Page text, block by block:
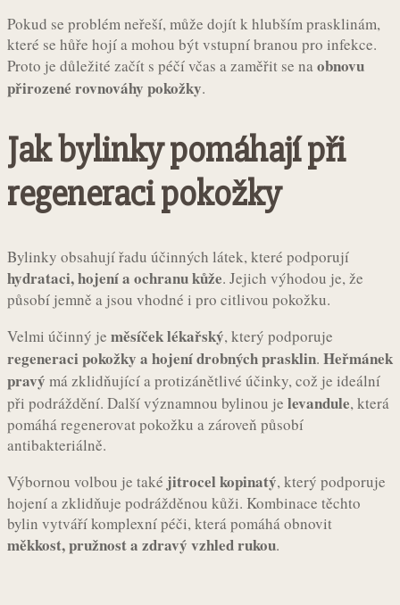
Pokud se problém neřeší, může dojít k hlubším prasklinám,
které se hůře hojí a mohou být vstupní branou pro infekce.
Proto je důležité začít s péčí včas a zaměřit se naobnovu
přirozené rovnováhy pokožky.
Jak bylinky pomáhají při
regeneraci pokožky
Bylinky obsahují řadu účinných látek, které podporují
hydrataci, hojení a ochranu kůže. Jejich výhodou je, že
působí jemně a jsou vhodné i pro citlivou pokožku.
Velmi účinný je měsíček lékařský, který podporuje
regeneraci pokožky a hojení drobných prasklin. Heřmánek
pravý má zklidňující a protizánětlivé účinky, což je ideální
při podráždění. Další významnou bylinou je levandule, která
pomáhá regenerovat pokožku a zároveň působí
antibakteriálně.
Výbornou volbou je také jitrocel kopinatý, který podporuje
hojení a zklidňuje podrážděnou kůži. Kombinace těchto
bylin vytváří komplexní péči, která pomáhá obnovit
měkkost, pružnost a zdravý vzhled rukou.